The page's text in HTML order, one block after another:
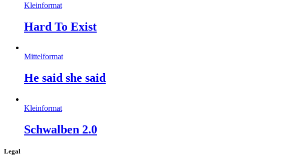
Kleinformat
Hard To Exist
Mittelformat
He said she said
Kleinformat
Schwalben 2.0
Legal